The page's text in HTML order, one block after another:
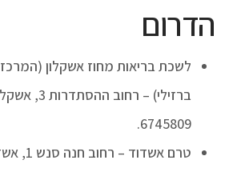
הדרום
לשכת בריאות מחוז אשקלון
6745809.